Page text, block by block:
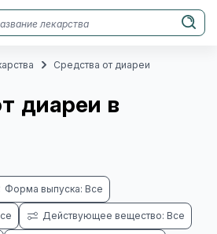
Средства от диареи
диареи в
Форма выпуска: Все
Действующее вещество: Все